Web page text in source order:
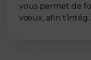
vous permet de
vœux, afin